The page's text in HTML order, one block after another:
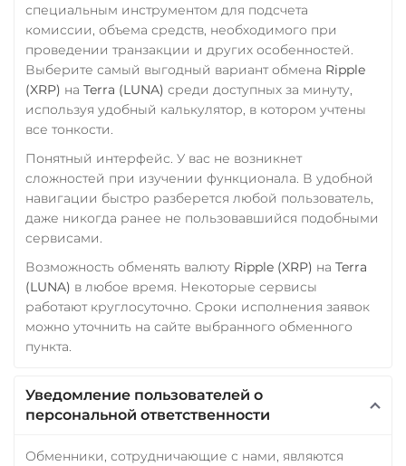
WAVES
Wrapped Bitcoin (WBTC)
ERC20 AVAXC
Wrapped Ethereum
Yearn.finance (YFI)
специальным инструментом для подсчета
комиссии, объема средств, необходимого при
проведении транзакции и других особенностей.
Выберите самый выгодный вариант обмена Ripple
(XRP) на Terra (LUNA) среди доступных за минуту,
используя удобный калькулятор, в котором учтены
все тонкости.
Понятный интерфейс. У вас не возникнет
сложностей при изучении функционала. В удобной
навигации быстро разберется любой пользователь,
даже никогда ранее не пользовавшийся подобными
сервисами.
Возможность обменять валюту Ripple (XRP) на Terra
(LUNA) в любое время. Некоторые сервисы
работают круглосуточно. Сроки исполнения заявок
можно уточнить на сайте выбранного обменного
пункта.
Уведомление пользователей о
персональной ответственности
Обменники, сотрудничающие с нами, являются